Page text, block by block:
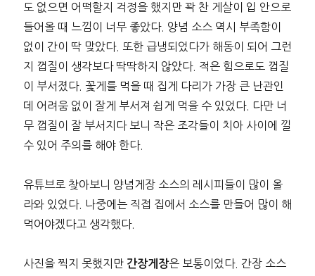
도 없으면 어떡할지 걱정을 했지만 꽉 찬 게살이 입 안으로
들어올 때 느낌이 너무 좋았다. 양념 소스 역시 부족함이
없이 간이 딱 맞았다. 또한 급냉되었다가 해동이 되어 그런
지 껍질이 생각보다 딱딱하지 않았다. 적은 힘으로도 껍질
이 부서졌다. 꽃게를 먹을 때 집게 다리가 가장 큰 난관인
데 어려움 없이 잘게 부서져 쉽게 먹을 수 있었다. 다만 너
무 껍질이 잘 부서지다 보니 작은 조각들이 치아 사이에 낄
수 있어 주의를 해야 한다.
유튜브로 찾아보니 양념게장 소스의 레시피들이 많이 올
라와 있었다. 나중에는 직접 집에서 소스를 만들어 많이 해
먹어야겠다고 생각했다.
사진을 찍지 못했지만 간장게장은 보통이었다. 간장 소스